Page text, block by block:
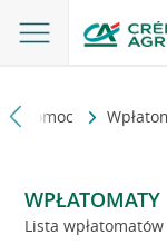
i pomoc
WPŁATOMATY
Lista